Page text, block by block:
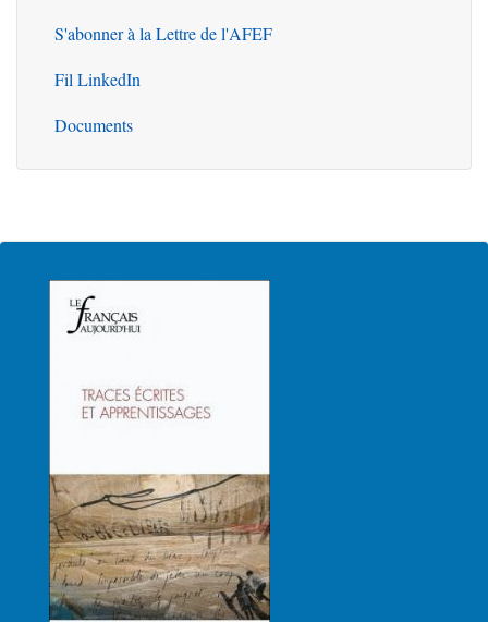
S'abonner à la Lettre de l'AFEF
Fil LinkedIn
Documents